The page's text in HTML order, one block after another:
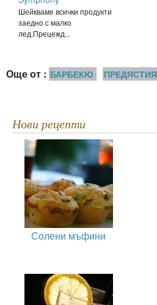
Шейкваме всички продукти
заедно с малко
лед.Прецежд...
Още от : БАРБЕКЮ ПРЕДЯСТИЯ
Нови рецепти
Солени мъфини